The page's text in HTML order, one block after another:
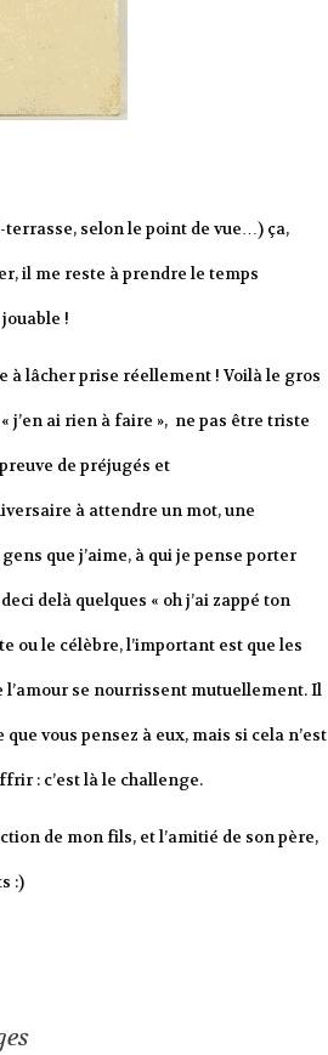
selon le point de vue…) ça,
il me reste à prendre le temps
!
à lâcher prise réellement ! Voilà le gros
j’en ai rien à faire », ne pas être triste
de préjugés et
à attendre un mot, une
que j’aime, à qui je pense porter
delà quelques « oh j’ai zappé ton
ou le célèbre, l’important est que les
se nourrissent mutuellement. Il
vous pensez à eux, mais si cela n’est
: c’est là le challenge.
de mon fils, et l’amitié de son père,
:)